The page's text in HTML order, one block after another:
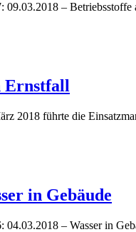
09.03.2018 – Betriebsstoffe
Ernstfall
2018 führte die
in Gebäude
04.03.2018 – Wasser in